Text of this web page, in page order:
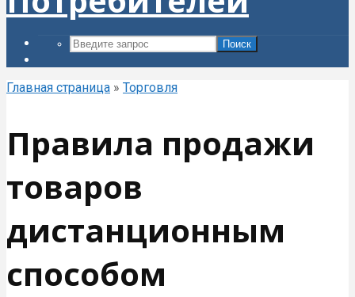
Поиск
Главная страница » Торговля
Правила продажи
товаров
дистанционным
способом